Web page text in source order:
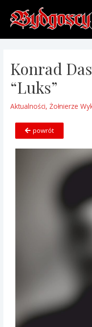
Konrad
“Luks”
Aktualności,Żołnierze
powrót